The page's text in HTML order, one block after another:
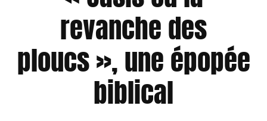
revanche des
ploucs », une épopée
biblical